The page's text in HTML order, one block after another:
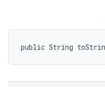
public String